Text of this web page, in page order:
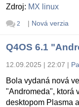
Zdroj: MX linux
2 | Nová verzia
Q4OS 6.1
12.09.2025 | 22:07 |
Bola vydaná nová
"Andromeda", ktorá
desktopom Plasma